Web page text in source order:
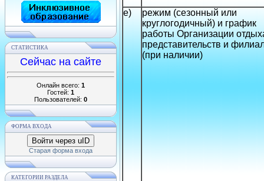
СТАТИСТИКА
Сейчас на сайте
Онлайн всего: 1
Гостей: 1
Пользователей: 0
ФОРМА ВХОДА
Войти через uID
Старая форма входа
КАТЕГОРИИ РАЗДЕЛА
е)
режим (сезонный или
круглогодичный) и график
работы Организации
представительств и
(при наличии)